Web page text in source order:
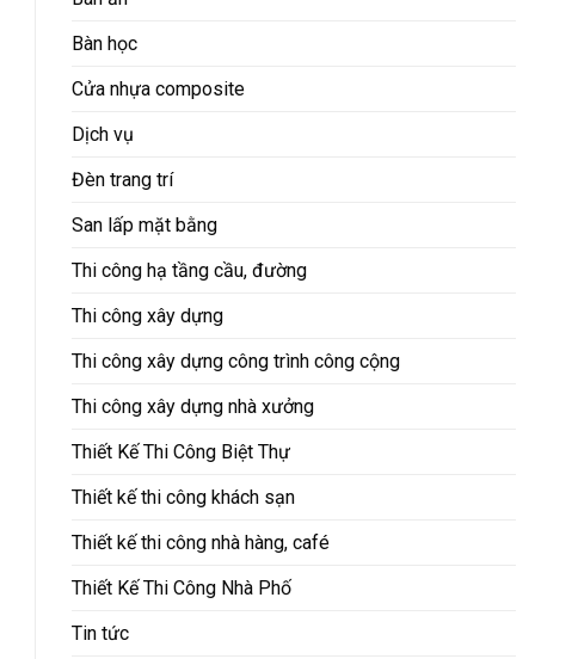
Bàn học
Cửa nhựa composite
Dịch vụ
Đèn trang trí
San lấp mặt bằng
Thi công hạ tầng cầu, đường
Thi công xây dựng
Thi công xây dựng công trình công cộng
Thi công xây dựng nhà xưởng
Thiết Kế Thi Công Biệt Thự
Thiết kế thi công khách sạn
Thiết kế thi công nhà hàng, café
Thiết Kế Thi Công Nhà Phố
Tin tức